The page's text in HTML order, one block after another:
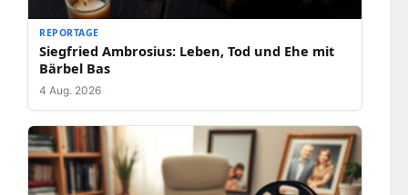
REPORTAGE
Siegfried Ambrosius: Leben, Tod und Ehe mit
Bärbel Bas
4 Aug. 2026